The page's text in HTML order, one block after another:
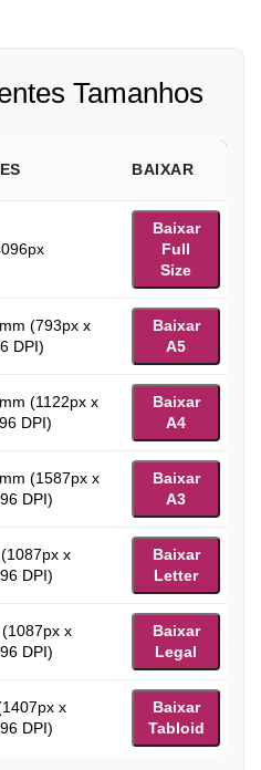
Tamanhos
BAIXAR
Baixar
Full
Size
(793px x
DPI)
Baixar
A5
(1122px x
DPI)
Baixar
A4
(1587px x
DPI)
Baixar
A3
x
DPI)
Baixar
Letter
x
DPI)
Baixar
Legal
x
DPI)
Baixar
Tabloid